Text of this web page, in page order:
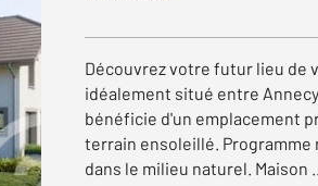
Découvrez votre futur lieu de
idéalement situé entre
bénéficie d'un emplacement
terrain ensoleillé.
dans le milieu naturel. Maison